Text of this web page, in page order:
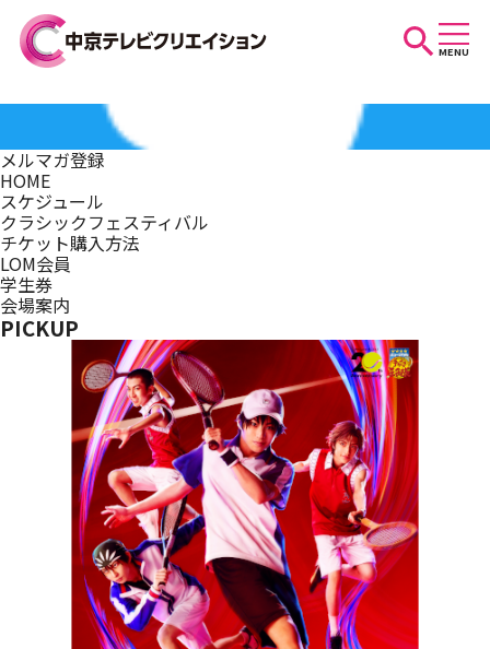
MENU
お知らせ
スケジュール
イベントを探す
団体・法人の方へ
メルマガ登録
メルマガ登録
HOME
スケジュール
クラシックフェスティバル
チケット購入方法
LOM会員
学生券
会場案内
PICKUP